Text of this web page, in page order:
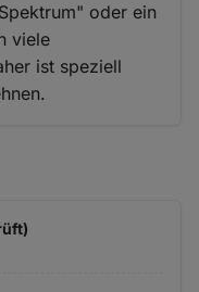
oder ein
viele
ist speziell